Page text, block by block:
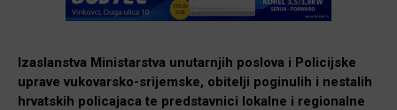
Izaslanstva Ministarstva unutarnjih poslova i Policijske
uprave vukovarsko-srijemske, obitelji poginulih i nestalih
hrvatskih policajaca te predstavnici lokalne i regionalne